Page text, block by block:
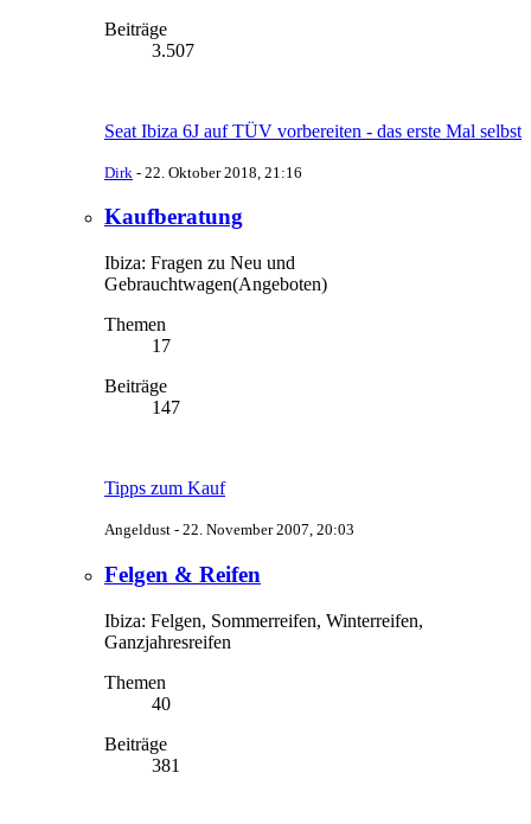
Beiträge
3.507
Seat Ibiza 6J auf TÜV vorbereiten - das erste Mal selbst
Dirk - 22. Oktober 2018, 21:16
Kaufberatung
Ibiza: Fragen zu Neu und
Gebrauchtwagen(Angeboten)
Themen
17
Beiträge
147
Tipps zum Kauf
Angeldust - 22. November 2007, 20:03
Felgen & Reifen
Ibiza: Felgen, Sommerreifen, Winterreifen,
Ganzjahresreifen
Themen
40
Beiträge
381